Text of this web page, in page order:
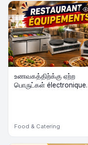
உணவகத்திற்க்கு ஏற்ற
பொருட்கள் électronique
Food & Catering